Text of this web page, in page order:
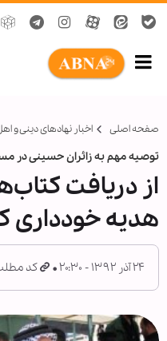
صفحه اصلی اخبار نهادهای دینی و
توصیه مهم به زائران حسینی در
از دریافت
هدیه خودداری
۲۴ آذر ۱۳۹۲ - ۲۰:۳۰ کد مطلب: